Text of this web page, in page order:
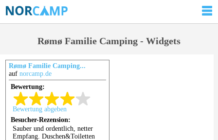
Rømø Familie Camping - Widgets
Rømø Familie Camping...
auf norcamp.de